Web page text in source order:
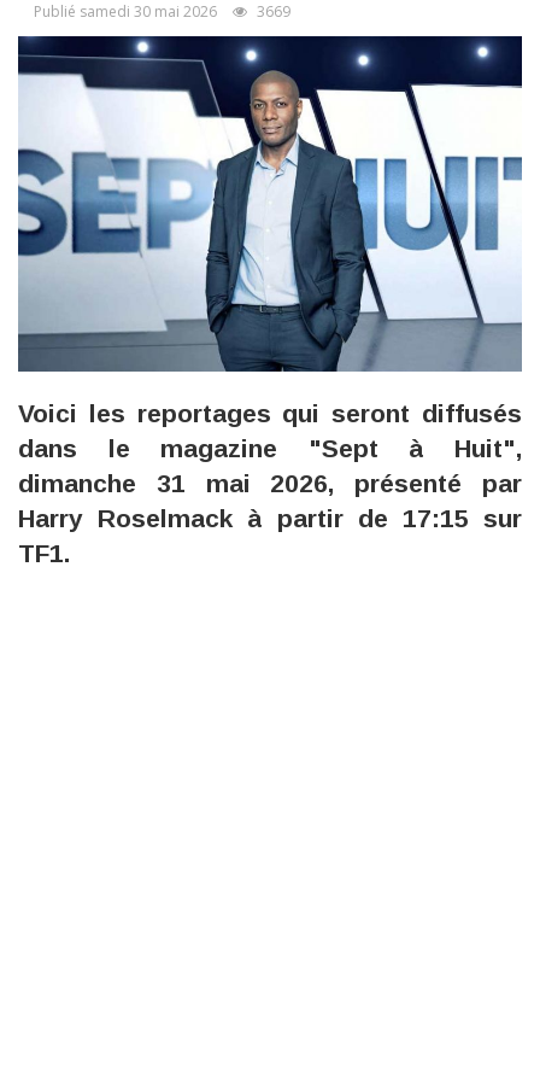
Publié samedi 30 mai 2026 3669
Voici les reportages qui seront diffusés
dans le magazine "Sept à Huit",
dimanche 31 mai 2026, présenté par
Harry Roselmack à partir de 17:15 sur
TF1.